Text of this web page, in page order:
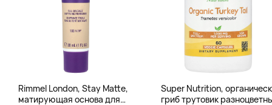
Rimmel London, Stay Matte,
матирующая основа для
Super Nutrition,
гриб трутовик